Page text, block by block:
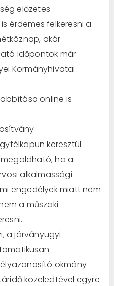
előzetes
érdemes felkeresni a
akár
időpontok már
Kormányhivatal
online is
keresztül
ha a
alkalmassági
engedélyek miatt nem
a műszaki
a járványügyi
okmány
közeledtével egyre